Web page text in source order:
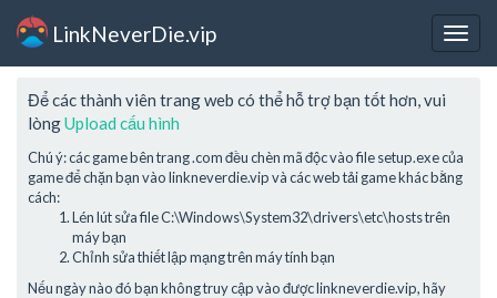
LinkNeverDie.vip
Để các thành viên trang web có thể hỗ trợ bạn tốt hơn, vui
lòngUpload cấu hình
Chú ý: các game bên trang .com đều chèn mã độc vào file setup.exe của
game để chặn bạn vào linkneverdie.vip và các web tải game khác bằng
cách:
Lén lút sửa file C:\Windows\System32\drivers\etc\hosts trên
máy bạn
Chỉnh sửa thiết lập mạng trên máy tính bạn
Nếu ngày nào đó bạn không truy cập vào được linkneverdie.vip, hãy